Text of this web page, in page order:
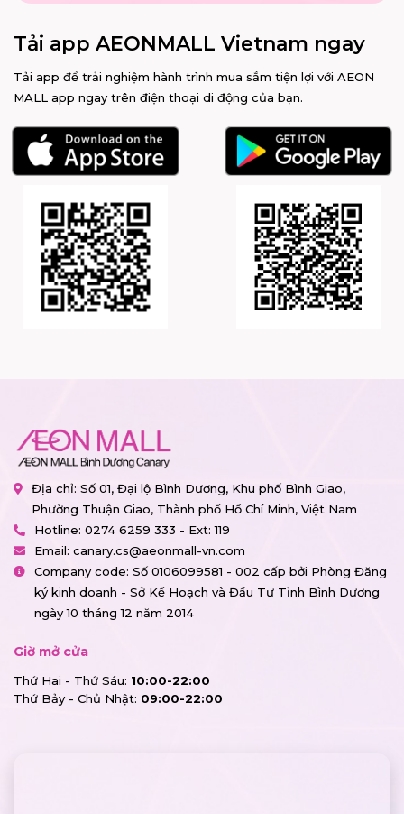
Tải app AEONMALL Vietnam ngay
Tải app để trải nghiệm hành trình mua sắm tiện lợi với AEON
MALL app ngay trên điện thoại di động của bạn.
Địa chỉ: Số 01, Đại lộ Bình Dương, Khu phố Bình Giao,
Phường Thuận Giao, Thành phố Hồ Chí Minh, Việt Nam
Hotline: 0274 6259 333 - Ext: 119
Email: canary.cs@aeonmall-vn.com
Company code: Số 0106099581 - 002 cấp bởi Phòng Đăng
ký kinh doanh - Sở Kế Hoạch và Đầu Tư Tỉnh Bình Dương
ngày 10 tháng 12 năm 2014
Giờ mở cửa
Thứ Hai - Thứ Sáu: 10:00-22:00
Thứ Bảy - Chủ Nhật: 09:00-22:00